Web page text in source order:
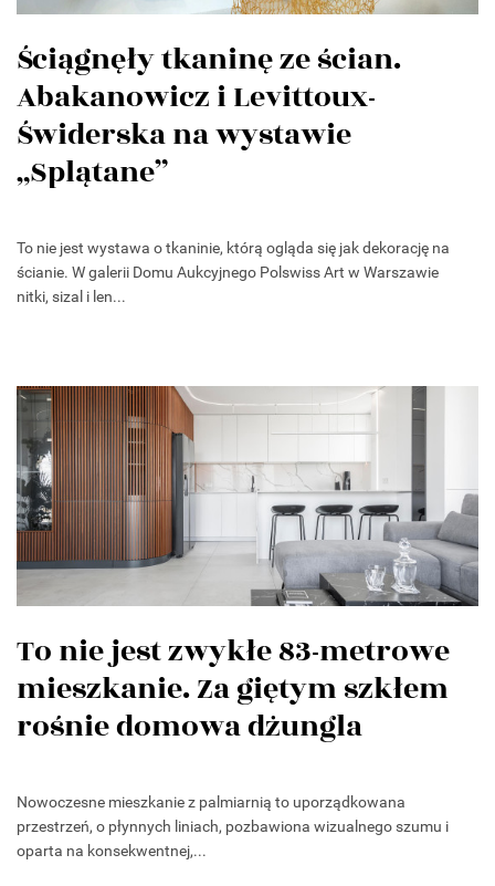
Ściągnęły tkaninę ze ścian.
Abakanowicz i Levittoux-
Świderska na wystawie
„Splątane”
To nie jest wystawa o tkaninie, którą ogląda się jak dekorację na
ścianie. W galerii Domu Aukcyjnego Polswiss Art w Warszawie
nitki, sizal i len...
To nie jest zwykłe 83-metrowe
mieszkanie. Za giętym szkłem
rośnie domowa dżungla
Nowoczesne mieszkanie z palmiarnią to uporządkowana
przestrzeń, o płynnych liniach, pozbawiona wizualnego szumu i
oparta na konsekwentnej,...